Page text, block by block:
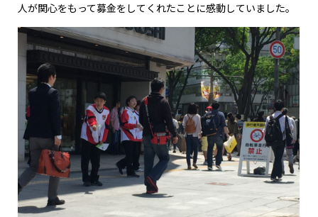
人が関心をもって募金をしてくれたことに感動していました。